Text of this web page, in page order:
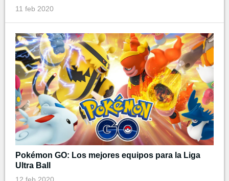
11 feb 2020
Pokémon GO: Los mejores equipos para la Liga
Ultra Ball
12 feb 2020